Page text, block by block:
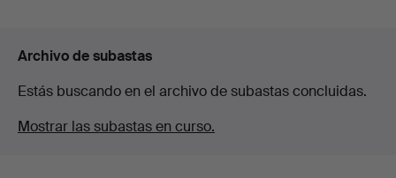
Archivo de subastas
Estás buscando en el archivo de subastas concluidas.
Mostrar las subastas en curso.